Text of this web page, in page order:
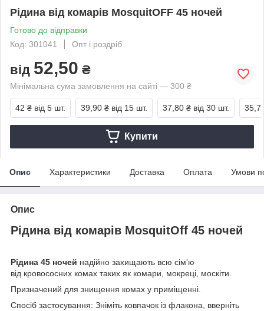
Рідина від комарів MosquitOFF 45 ночей
Готово до відправки
Код: 301041
Опт і роздріб
від 52,50 ₴
Мінімальна сума замовлення на сайті — 300 ₴
42 ₴ від 5 шт. 39,90 ₴ від 15 шт. 37,80 ₴ від 30 шт.
Купити
Опис Характеристики Доставка Оплата Умови
Опис
Рідина від комарів MosquitOff 45 ночей
Рідина 45 ночей надійно захищають всю сім'ю
від кровососних комах таких як комари, мокреці, москіти.
Призначений для знищення комах у приміщенні.
Спосіб застосування: Зніміть ковпачок із флакона, вверніть